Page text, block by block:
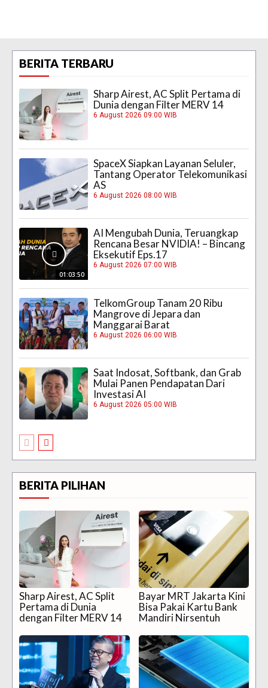
BERITA TERBARU
Sharp Airest, AC Split Pertama di
Dunia dengan Filter MERV 14
6 August 2026 09:00 WIB
SpaceX Siapkan Layanan Seluler,
Tantang Operator Telekomunikasi
AS
6 August 2026 08:00 WIB
01:03:50
AI Mengubah Dunia, Teruangkap
Rencana Besar NVIDIA! – Bincang
Eksekutif Eps.17
6 August 2026 07:00 WIB
TelkomGroup Tanam 20 Ribu
Mangrove di Jepara dan
Manggarai Barat
6 August 2026 06:00 WIB
Saat Indosat, Softbank, dan Grab
Mulai Panen Pendapatan Dari
Investasi AI
6 August 2026 05:00 WIB
BERITA PILIHAN
Sharp Airest, AC Split
Pertama di Dunia
dengan Filter MERV 14
Bayar MRT Jakarta Kini
Bisa Pakai Kartu Bank
Mandiri Nirsentuh